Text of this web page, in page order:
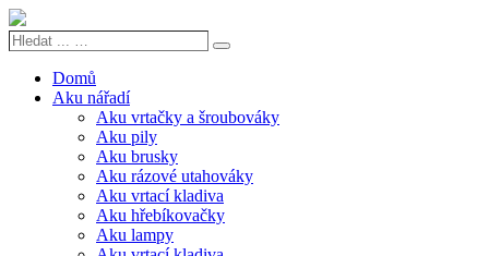
Hledat
Search
Domů
Aku nářadí
Aku vrtačky a šroubováky
Aku pily
Aku brusky
Aku rázové utahováky
Aku vrtací kladiva
Aku hřebíkovačky
Aku lampy